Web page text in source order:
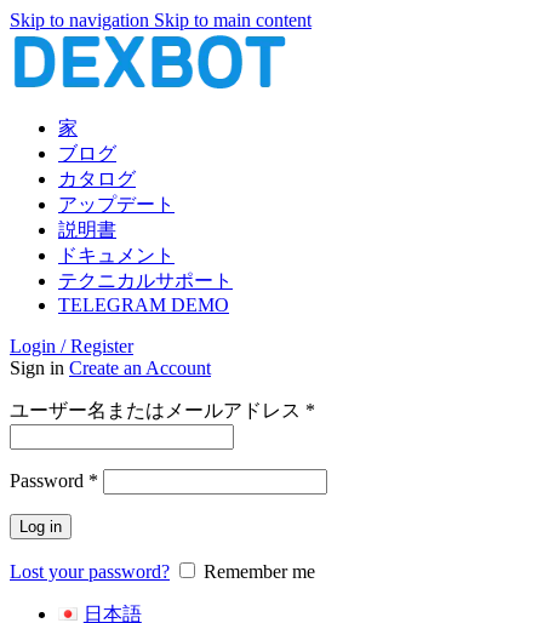
Skip to navigation Skip to main content
家
ブログ
カタログ
アップデート
説明書
ドキュメント
テクニカルサポート
TELEGRAM DEMO
Login / Register
Sign in Create an Account
ユーザー名またはメールアドレス *
Password *
Log in
Lost your password? Remember me
日本語